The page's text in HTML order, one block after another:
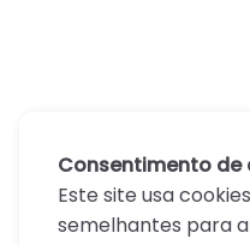
Consentimento de
Este site usa
semelhantes para